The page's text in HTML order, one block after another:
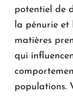
potentiel de
la pénurie et
matières
qui
populations.